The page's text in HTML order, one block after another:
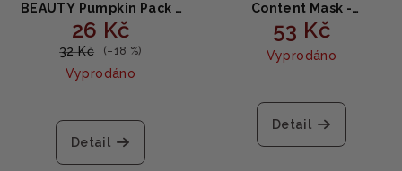
BEAUTY Pumpkin Pack -
Intenzivní vyživující
maska 4g
26 Kč
32 Kč (–18 %)
Vyprodáno
Detail
Content Mask -
Zeštíhlující látková
maska s včelím jedem
1ks
53 Kč
Vyprodáno
Detail